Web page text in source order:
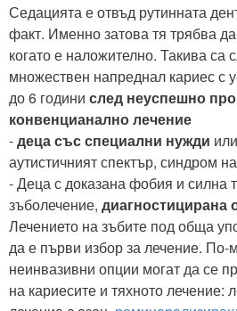
Седацията е отвъд рутинната
факт. Именно затова тя трябва
когато е наложително. Такива са
множествен напреднал кариес с
до 6 години след неуспешно
конвенцианално лечение
-деца със специални нужди
аутистичният спектър, синдром
- Деца с доказана фобия и силна
зъболечение, диагностицирана
Лечението на зъбите под обща
да е първи избор за лечение. По-
неинвазивни опции могат да се
на кариесите и тяхното лечение: